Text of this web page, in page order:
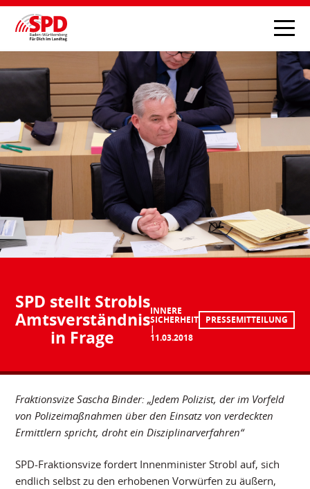
SPD stellt Strobls
Amtsverständnis
in Frage
INNERE
SICHERHEIT
11.03.2018
PRESSEMITTEILUNG
Fraktionsvize Sascha Binder: „Jedem Polizist, der im Vorfeld
von Polizeimaßnahmen über den Einsatz von verdeckten
Ermittlern spricht, droht ein Disziplinarverfahren“
SPD-Fraktionsvize fordert Innenminister Strobl auf, sich
endlich selbst zu den erhobenen Vorwürfen zu äußern,